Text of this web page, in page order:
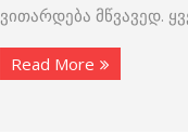
ვითარდება მწვავედ.
Read More